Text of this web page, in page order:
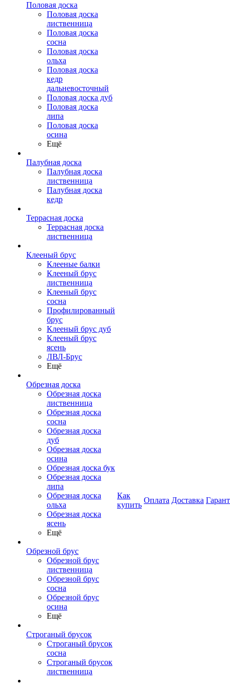
Половая доска
Половая доска
лиственница
Половая доска
сосна
Половая доска
ольха
Половая доска
кедр
дальневосточный
Половая доска дуб
Половая доска
липа
Половая доска
осина
Ещё
Палубная доска
Палубная доска
лиственница
Палубная доска
кедр
Террасная доска
Террасная доска
лиственница
Клееный брус
Клееные балки
Клееный брус
лиственница
Клееный брус
сосна
Профилированный
брус
Клееный брус дуб
Клееный брус
ясень
ЛВЛ-Брус
Ещё
Обрезная доска
Обрезная доска
лиственница
Обрезная доска
сосна
Обрезная доска
дуб
Обрезная доска
осина
Обрезная доска бук
Обрезная доска
липа
Обрезная доска
ольха
Обрезная доска
ясень
Ещё
Обрезной брус
Обрезной брус
лиственница
Обрезной брус
сосна
Обрезной брус
осина
Ещё
Строганый брусок
Строганый брусок
сосна
Строганый брусок
лиственница
Как
купить
Оплата Доставка